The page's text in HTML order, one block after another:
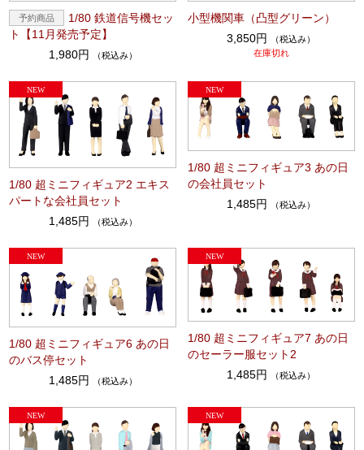
1/80 鉄道信号機セッ
ト【11月発売予定】
1,980円
（税込み）
小型機関車（凸型グリーン）
3,850円
（税込み）
在庫切れ
1/80 超ミニフィギュア2 エキス
パートな会社員セット
1,485円
（税込み）
1/80 超ミニフィギュア3 あの日
の会社員セット
1,485円
（税込み）
1/80 超ミニフィギュア6 あの日
のバス停セット
1,485円
（税込み）
1/80 超ミニフィギュア7 あの日
のセーラー服セット2
1,485円
（税込み）